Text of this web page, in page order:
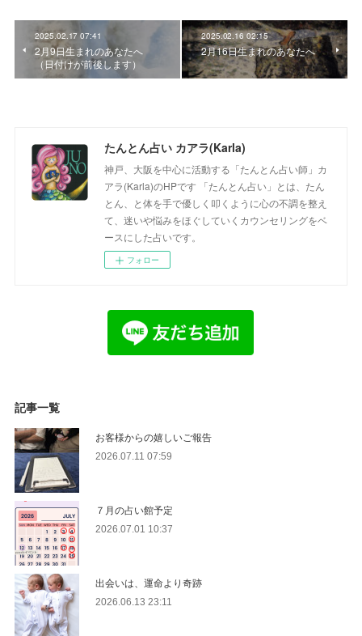
2025.02.17 07:41
2月9日生まれのあなたへ
（日付けが前後します）
2025.02.16 02:15
2月16日生まれのあなたへ
たんとん占い カアラ(Karla)
神戸、大阪を中心に活動する「たんとん占い師」カ
アラ(Karla)のHPです 「たんとん占い」とは、たん
とん、と体を手で優しく叩くように心の不調を整え
て、迷いや悩みをほぐしていくカウンセリングをベ
ースにした占いです。
フォロー
記事一覧
お客様からの嬉しいご報告
2026.07.11 07:59
７月の占い館予定
2026.07.01 10:37
出会いは、運命より奇跡
2026.06.13 23:11